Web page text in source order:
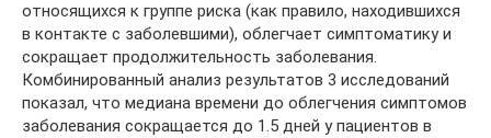
относящихся к группе риска (как правило, находившихся
в контакте с заболевшими), облегчает симптоматику и
сокращает продолжительность заболевания.
Комбинированный анализ результатов 3 исследований
показал, что медиана времени до облегчения симптомов
заболевания сокращается до 1.5 дней у пациентов в